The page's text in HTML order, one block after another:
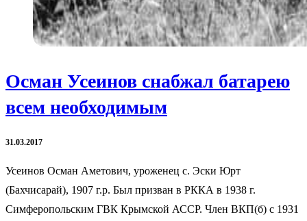
Осман Усеинов снабжал батарею
всем необходимым
31.03.2017
Усеинов Осман Аметович, уроженец с. Эски Юрт
(Бахчисарай), 1907 г.р. Был призван в РККА в 1938 г.
Симферопольским ГВК Крымской АССР. Член ВКП(б) с 1931